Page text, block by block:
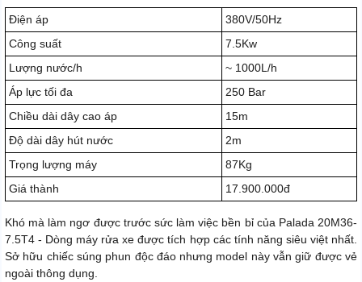
Điện áp
380V/50Hz
Công suất
7.5Kw
Lượng nước/h
~ 1000L/h
Áp lực tối đa
250 Bar
Chiều dài dây cao áp
15m
Độ dài dây hút nước
2m
Trọng lượng máy
87Kg
Giá thành
17.900.000đ
Khó mà làm ngơ được trước sức làm việc bền bỉ của Palada 20M36-
7.5T4 - Dòng máy rửa xe được tích hợp các tính năng siêu việt nhất.
Sở hữu chiếc súng phun độc đáo nhưng model này vẫn giữ được vẻ
ngoài thông dụng.